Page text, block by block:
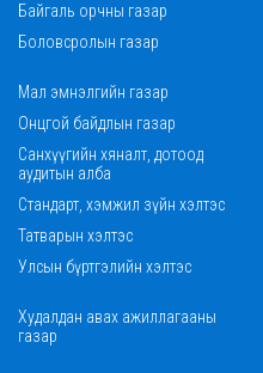
Байгаль орчны газар
Боловсролын газар
Мал эмнэлгийн газар
Онцгой байдлын газар
Санхүүгийн хяналт, дотоод
аудитын алба
Стандарт, хэмжил зүйн хэлтэс
Татварын хэлтэс
Улсын бүртгэлийн хэлтэс
Худалдан авах ажиллагааны
газар